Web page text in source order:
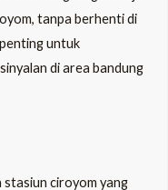
tanpa berhenti di
untuk
di area bandung
stasiun ciroyom yang